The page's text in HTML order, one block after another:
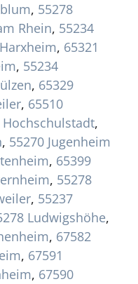
, 55278
Rhein, 55234
, 65321
, 55234
, 65329
, 65510
,
, 55270 Jugenheim
, 65399
, 55278
, 55237
Ludwigshöhe,
, 67582
, 67591
, 67590